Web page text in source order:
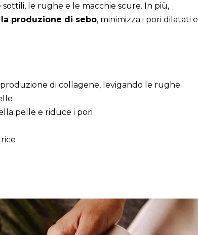
le rughe e le macchie scure. In più,
produzione di sebo, minimizza i pori dilatati e
di collagene, levigando le rughe
pelle e riduce i pori